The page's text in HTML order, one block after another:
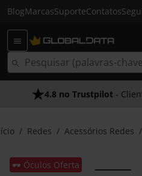
BlogMarcasSuporteContatos
4.8 no Trustpilot -
Redes Acessórios Redes
🕶️ Óculos Oferta